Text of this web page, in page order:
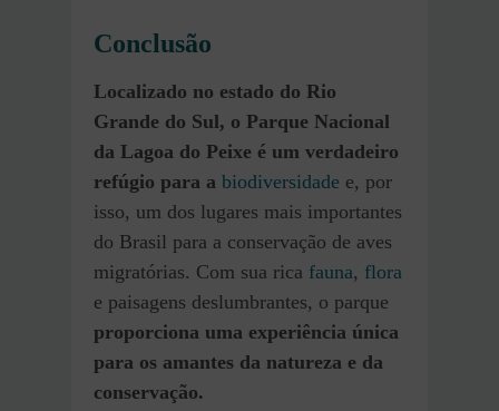
Conclusão
Localizado no estado do Rio
Grande do Sul, o Parque Nacional
da Lagoa do Peixe é um verdadeiro
refúgio para a biodiversidade e, por
isso, um dos lugares mais importantes
do Brasil para a conservação de aves
migratórias. Com sua rica fauna, flora
e paisagens deslumbrantes, o parque
proporciona uma experiência única
para os amantes da natureza e da
conservação.